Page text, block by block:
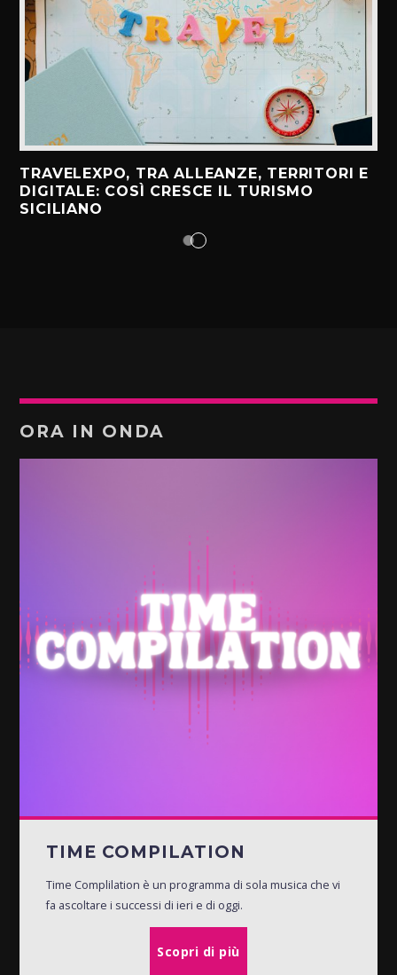
TRAVELEXPO, TRA ALLEANZE, TERRITORI E
DIGITALE: COSÌ CRESCE IL TURISMO
SICILIANO
ORA IN ONDA
TIME COMPILATION
Time Complilation è un programma di sola musica che vi
fa ascoltare i successi di ieri e di oggi.
Scopri di più